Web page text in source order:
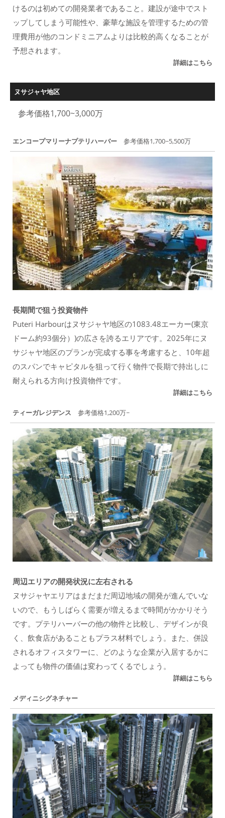
けるのは初めての開発業者であること。建設が途中でスト
ップしてしまう可能性や、豪華な施設を管理するための管
理費用が他のコンドミニアムよりは比較的高くなることが
予想されます。
詳細はこちら
ヌサジャヤ地区
参考価格1,700~3,000万
エンコープマリーナプテリハーバー 参考価格1,700~5,500万
長期間で狙う投資物件
Puteri Harbourはヌサジャヤ地区の1083.48エーカー(東京
ドーム約93個分）)の広さを誇るエリアです。2025年にヌ
サジャヤ地区のプランが完成する事を考慮すると、10年超
のスパンでキャピタルを狙って行く物件で長期で持出しに
耐えられる方向け投資物件です。
詳細はこちら
ティーガレジデンス 参考価格1,200万~
周辺エリアの開発状況に左右される
ヌサジャヤエリアはまだまだ周辺地域の開発が進んでいな
いので、もうしばらく需要が増えるまで時間がかかりそう
です。プテリハーバーの他の物件と比較し、デザインが良
く、飲食店があることもプラス材料でしょう。また、併設
されるオフィスタワーに、どのような企業が入居するかに
よっても物件の価値は変わってくるでしょう。
詳細はこちら
メディニシグネチャー